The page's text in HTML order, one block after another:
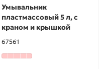
Умывальник
пластмассовый 5 л, с
краном и крышкой
67561